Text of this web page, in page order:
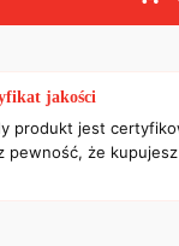
jakości
produkt jest
pewność, że